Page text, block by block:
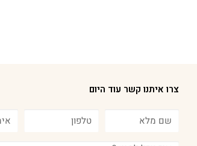
צרו איתנו קשר עוד היום